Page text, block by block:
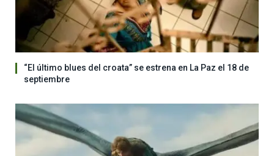
“El último blues del croata” se estrena en La Paz el 18 de
septiembre